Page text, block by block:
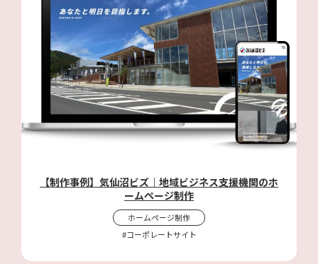
【制作事例】気仙沼ビズ｜地域ビジネス支援機関のホ
ームページ制作
ホームページ制作
#コーポレートサイト